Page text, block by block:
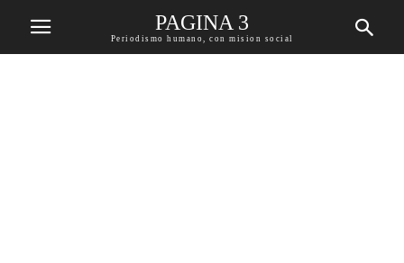
PAGINA 3
Periodismo humano, con mision social